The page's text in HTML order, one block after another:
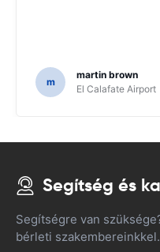
m
martin brown
El Calafate Airport
Segítség és
Segítségre van
bérleti szakembereinkkel.